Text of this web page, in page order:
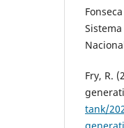
Fry, R.
tank/